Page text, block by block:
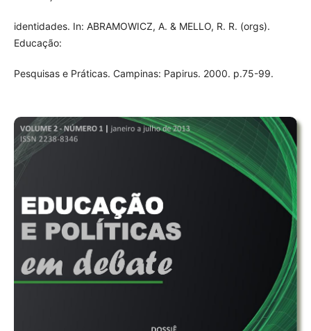
identidades. In: ABRAMOWICZ, A. & MELLO, R. R. (orgs).
Educação:
Pesquisas e Práticas. Campinas: Papirus. 2000. p.75-99.